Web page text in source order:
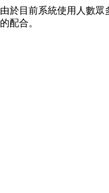
於目前系統使用人數
配合。